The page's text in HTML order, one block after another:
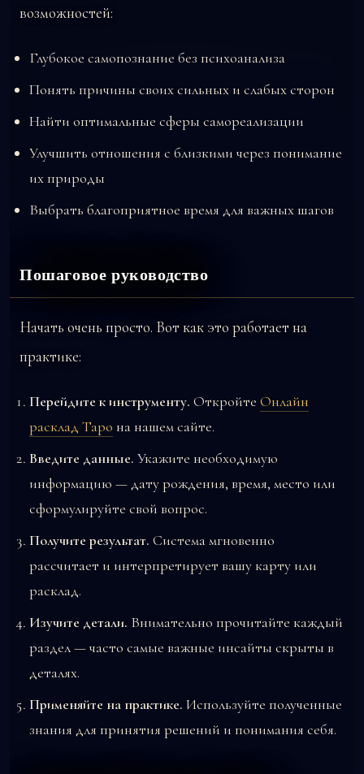
возможностей:
Глубокое самопознание без психоанализа
Понять причины своих сильных и слабых сторон
Найти оптимальные сферы самореализации
Улучшить отношения с близкими через понимание
их природы
Выбрать благоприятное время для важных шагов
Пошаговое руководство
Начать очень просто. Вот как это работает на
практике:
Перейдите к инструменту. Откройте Онлайн
расклад Таро на нашем сайте.
Введите данные. Укажите необходимую
информацию — дату рождения, время, место или
сформулируйте свой вопрос.
Получите результат. Система мгновенно
рассчитает и интерпретирует вашу карту или
расклад.
Изучите детали. Внимательно прочитайте каждый
раздел — часто самые важные инсайты скрыты в
деталях.
Применяйте на практике. Используйте полученные
знания для принятия решений и понимания себя.